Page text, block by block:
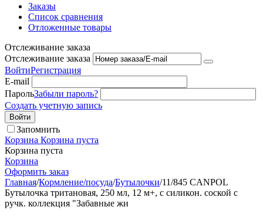
Заказы
Список сравнения
Отложенные товары
Отслеживание заказа
Отслеживание заказа
ВойтиРегистрация
E-mail
ПарольЗабыли пароль?
Создать учетную запись
Войти
Запомнить
Корзина Корзина пуста
Корзина пуста
Корзина
Оформить заказ
Главная/Кормление/посуда/Бутылочки/11/845 CANPOL
Бутылочка тритановая, 250 мл, 12 м+, с силикон. соской с
ручк. коллекция "Забавные жи